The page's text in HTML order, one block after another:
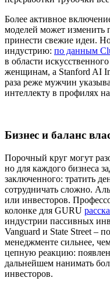
Более активное
моделей может изменить
принести свежие идеи.
индустрию: по данным
в области
женщинам, а Stanford AI
раза реже мужчин
интеллекту в профилях
Бизнес и баланс
Порочный круг могут
но для каждого бизнеса
заключенного: тратить
сотрудничать сложно.
или инвесторов.
колонке для GURU
индустрии пассивных
Vanguard и State Street –
менеджменте сильнее,
цепную реакцию:
дальнейшем нанимать
инвесторов.